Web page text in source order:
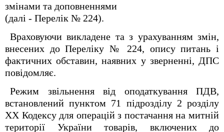
змінами та доповненнями
(далі - Перелік № 224).
Враховуючи викладене та з урахуванням змін,
внесених до Переліку № 224, опису питань і
фактичних обставин, наявних у зверненні, ДПС
повідомляє.
Режим звільнення від оподаткування ПДВ,
встановлений пунктом 71 підрозділу 2 розділу
ХХ Кодексу для операцій з постачання на митній
території України товарів, включених до